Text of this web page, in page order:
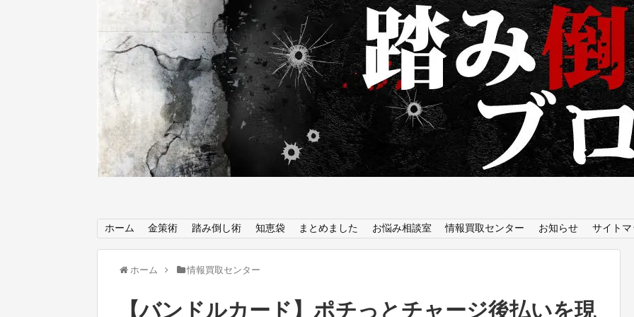
ホーム 金策術 踏み倒し術 知恵袋 まとめました お悩み相談室 情報買取センター お知らせ サイトマ
ホーム 情報買取センター
【バンドルカード】ポチっとチャージ後払いを現